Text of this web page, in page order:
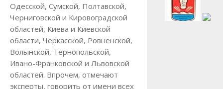
Одесской, Сумской, Полтавской,
Черниговской и Кировоградской
областей, Киева и Киевской
области, Черкасской, Ровненской,
Волынской, Тернопольской,
Ивано-Франковской и Львовской
областей. Впрочем, отмечают
эксперты, говорить от имени всех